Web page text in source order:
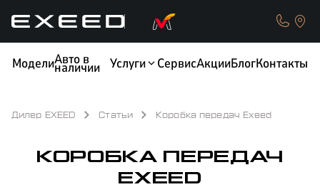
МоделиАвто в
наличии Услуги СервисАкцииБлогКонтакты
ОБМЕН / TRADE-IN
Дилер EXEED Статьи Коробка передач Exeed
КОРОБКА ПЕРЕДАЧ
EXEED